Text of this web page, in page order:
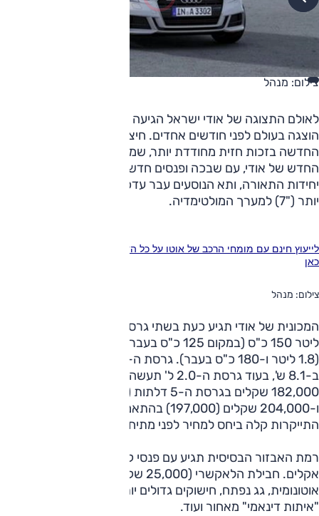
צילום: מנהל
לאולם התצוגה של אודי ישראל הגיעה ה-
הוצגה בעולם לפני חודשים אחדים. חיצונית קל לזהות את הגרסה
החדשה בזכות חזית מחודדת יותר, שמישרת קו עם המראה
החדש של אודי, עם שבכה ופנסים חדשים. גם מאחור עודכנו
יחידות התאורה, ותא הנוסעים עבר עדכון גם הוא, כולל צג גדול
יותר ("7) למערך המולטימדיה.
כאן
צילום: מנהל
ו-204,000 שקלים (197,000) בהתאמה. המחירים משקפים
התייקרות קלה ביחס למחיר לפני מתיחת הפנים.
רמת האבזור הבסיסית תגיע עם פנסי קסנון, מולטימדיה, ובקרת
אקלים. חבילת הלאקשרי (25,000 שקלים) תוסיף בלימה
אוטונומית, גג נפתח, חישוקים גדולים יותר, תאורת לד כולל
"איתות דינאמי" מאחור ועוד.